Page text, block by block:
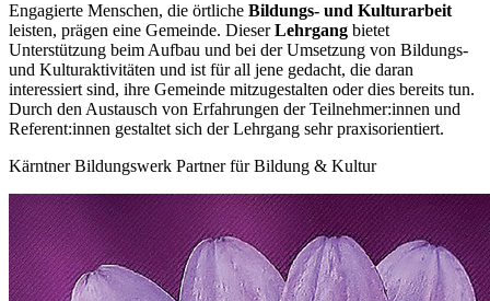
Engagierte Menschen, die örtliche Bildungs- und Kulturarbeit
leisten, prägen eine Gemeinde. DieserLehrgang bietet
Unterstützung beim Aufbau und bei der Umsetzung von Bildungs-
und Kulturaktivitäten und ist für all jene gedacht, die daran
interessiert sind, ihre Gemeinde mitzugestalten oder dies bereits tun.
Durch den Austausch von Erfahrungen der Teilnehmer:innen und
Referent:innen gestaltet sich der Lehrgang sehr praxisorientiert.
Kärntner Bildungswerk Partner für Bildung & Kultur